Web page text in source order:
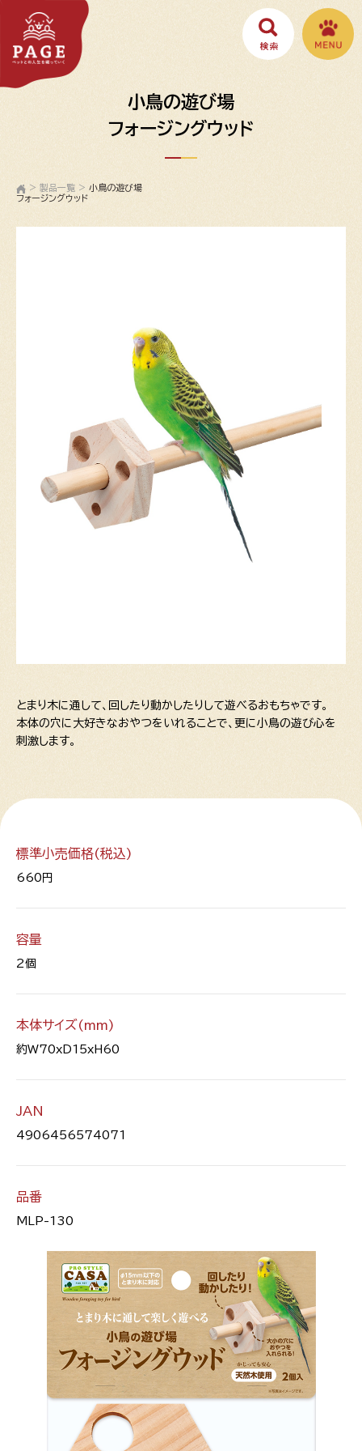
小鳥の遊び場
フォージングウッド
> 製品一覧 > 小鳥の遊び場
フォージングウッド
とまり木に通して、回したり動かしたりして遊べるおもちゃです。
本体の穴に大好きなおやつをいれることで、更に小鳥の遊び心を
刺激します。
標準小売価格(税込)
660円
容量
2個
本体サイズ(mm)
約W70xD15xH60
JAN
4906456574071
品番
MLP-130